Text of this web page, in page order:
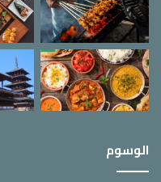
الوسوم